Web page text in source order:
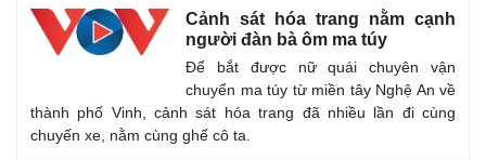
Tỷ giá
Cảnh sát hóa trang nằm cạnh
người đàn bà ôm ma túy
Để bắt được nữ quái chuyên vận
chuyển ma túy từ miền tây Nghệ An về
thành phố Vinh, cảnh sát hóa trang đã nhiều lần đi cùng
chuyến xe, nằm cùng ghế cô ta.